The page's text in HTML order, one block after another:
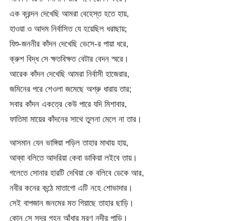
এক ক্রন্দন দেখেছি আমরা বেহেস্ত হতে হায়,
হাওয়া ও আদম নির্বাসিত যে হয়েছিল ধরাছায়;
যিশু-জননীর কাঁদন দেখেছি ভেসে-র পায়া ধরে,
ক্রুশ বিদ্ধ সে ক্ষতবিক্ষত বেটার বেদন স্মরে।
আরেক কাঁদন দেখেছি আমরা নির্বাসী হাজেরার,
জমিনের পরে শেওলা জমেছে অশ্রু ধারায় তার;
সবার কাঁদন একত্রে কেউ পারে যদি মিশাবার,
ফাতিমা মায়ের কাঁদনের সাথে তুলনা মেলে না তার।
আসমান যেন ভাঙ্গিয়া পড়িল তাহার মাথায় হায়,
আব্বা বলিতে আদরিয়া কেবা ডাকিয়া লইবে তায়।
গলেতে সোনার হারটি দেখিয়া কে বলিবে ডেকে আর,
নবীর কনের কন্ঠে মাতাগো এটি নহে শোভাদার।
সেই বাপজান জনমের মত গিয়াছে তাহার ছাড়ি।
কোন সে সুদূর গহন আঁধার মরণ নদীর পাড়ি।